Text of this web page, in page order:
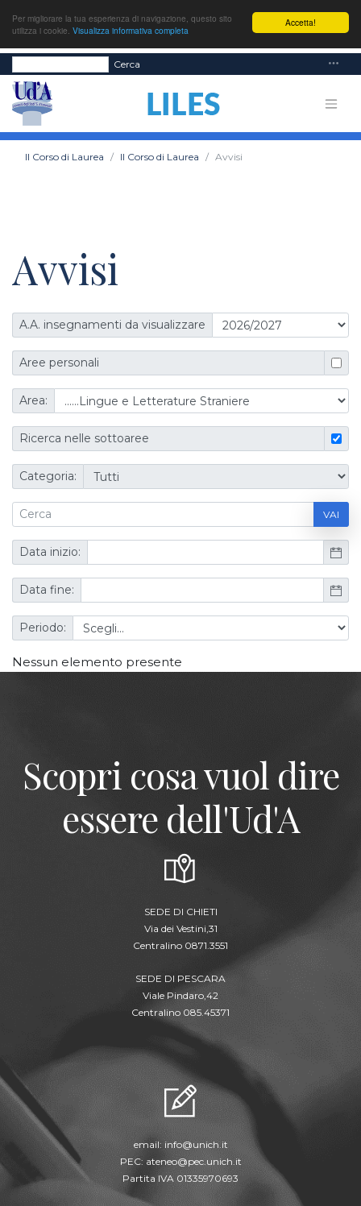
Accetta!
Per migliorare la tua esperienza di navigazione, questo sito
utilizza i cookie. Visualizza informativa completa
Cerca
Il Corso di Laurea Il Corso di Laurea Avvisi
Avvisi
A.A. insegnamenti da visualizzare
Aree personali
Area:
Ricerca nelle sottoaree
Categoria:
VAI
Data inizio:
Data fine:
Periodo:
Nessun elemento presente
Scopri cosa vuol dire
essere dell'Ud'A
SEDE DI CHIETI
Via dei Vestini,31
Centralino 0871.3551
SEDE DI PESCARA
Viale Pindaro,42
Centralino 085.45371
email: info@unich.it
PEC: ateneo@pec.unich.it
Partita IVA 01335970693